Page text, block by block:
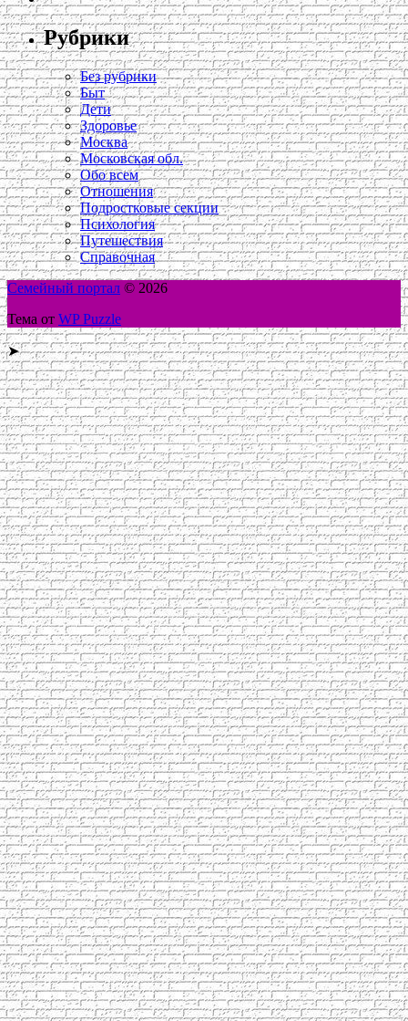
Рубрики
Без рубрики
Быт
Дети
Здоровье
Москва
Московская обл.
Обо всем
Отношения
Подростковые секции
Психология
Путешествия
Справочная
Семейный портал © 2026
Тема от WP Puzzle
➤